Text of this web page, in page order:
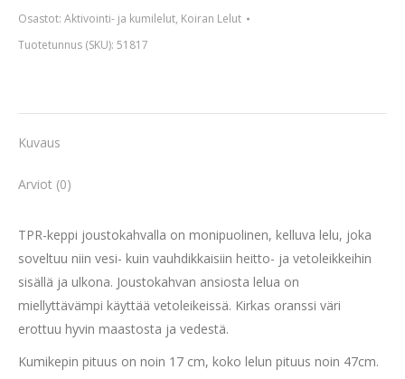
Osastot: Aktivointi- ja kumilelut, Koiran Lelut
Tuotetunnus (SKU): 51817
Kuvaus
Arviot (0)
TPR-keppi joustokahvalla on monipuolinen, kelluva lelu, joka
soveltuu niin vesi- kuin vauhdikkaisiin heitto- ja vetoleikkeihin
sisällä ja ulkona. Joustokahvan ansiosta lelua on
miellyttävämpi käyttää vetoleikeissä. Kirkas oranssi väri
erottuu hyvin maastosta ja vedestä.
Kumikepin pituus on noin 17 cm, koko lelun pituus noin 47cm.